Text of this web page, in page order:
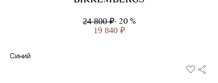
24 800 ₽- 20 %
19 840 ₽
Синий